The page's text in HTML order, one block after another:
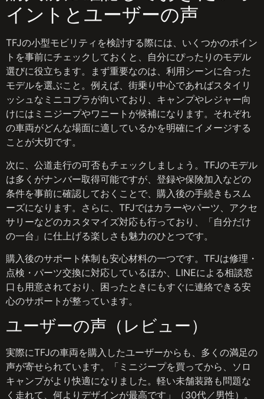
イントとユーザーの声
TFJの小型モビリティを検討する際には、いくつかのポイン
トを事前にチェックしておくと、自分にぴったりのモデル
選びに役立ちます。まず重要なのは、利用シーンに合った
モデルを選ぶこと。例えば、街乗り中心であればスタイリ
ッシュなミニコブラが向いており、キャンプやレジャー向
けにはミニジープやワニートが候補になります。それぞれ
の車両がどんな場面に適しているかを明確にイメージする
ことが大切です。
次に、公道走行の可否もチェックしましょう。TFJのモデル
は多くがナンバー取得可能ですが、登録や保険加入などの
条件を事前に確認しておくことで、購入後の手続きもスム
ーズになります。さらに、TFJではカラーやパーツ、アクセ
サリーなどのカスタマイズ対応も行っており、「自分だけ
の一台」に仕上げる楽しさも魅力のひとつです。
購入後のサポート体制も安心材料の一つです。TFJは修理・
点検・パーツ交換に対応しているほか、LINEによる相談窓
口も用意されており、困ったときにもすぐに連絡できる安
心のサポートが整っています。
ユーザーの声（レビュー）
実際にTFJの車両を購入したユーザーからも、多くの満足の
声が寄せられています。「ミニジープを買ってから、ソロ
キャンプがより快適になりました。軽い未舗装路も問題な
く走れて、何よりデザインが最高です」（30代／男性）。